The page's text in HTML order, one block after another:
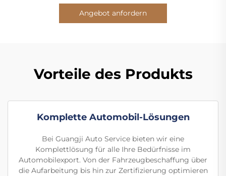
Angebot anfordern
Vorteile des Produkts
Komplette Automobil-Lösungen
Bei Guangji Auto Service bieten wir eine
Komplettlösung für alle Ihre Bedürfnisse im
Automobilexport. Von der Fahrzeugbeschaffung über
die Aufarbeitung bis hin zur Zertifizierung optimieren